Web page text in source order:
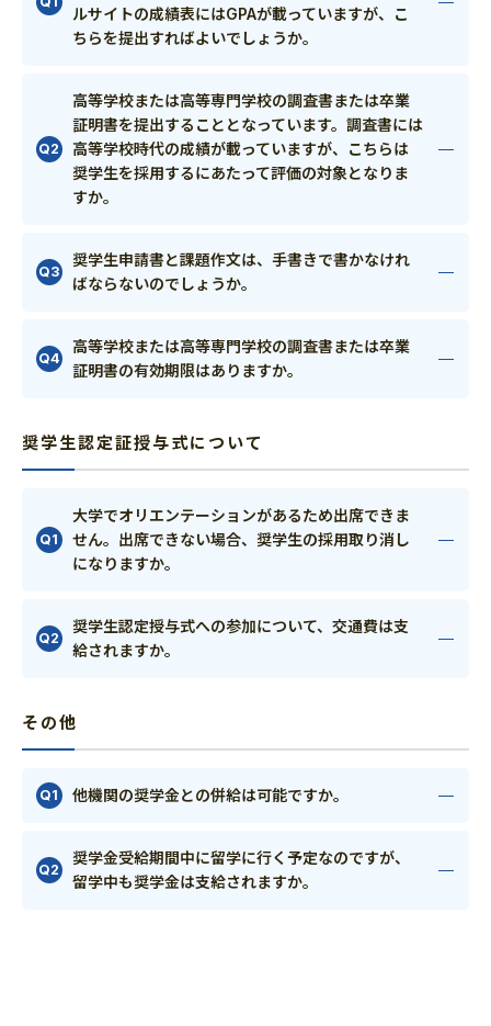
ルサイトの成績表にはGPAが載っていますが、こ
ちらを提出すればよいでしょうか。
高等学校または高等専門学校の調査書または卒業
証明書を提出することとなっています。調査書には
高等学校時代の成績が載っていますが、こちらは
奨学生を採用するにあたって評価の対象となりま
すか。
奨学生申請書と課題作文は、手書きで書かなけれ
ばならないのでしょうか。
高等学校または高等専門学校の調査書または卒業
証明書の有効期限はありますか。
奨学生認定証授与式について
大学でオリエンテーションがあるため出席できま
せん。出席できない場合、奨学生の採用取り消し
になりますか。
奨学生認定授与式への参加について、交通費は支
給されますか。
その他
他機関の奨学金との併給は可能ですか。
奨学金受給期間中に留学に行く予定なのですが、
留学中も奨学金は支給されますか。